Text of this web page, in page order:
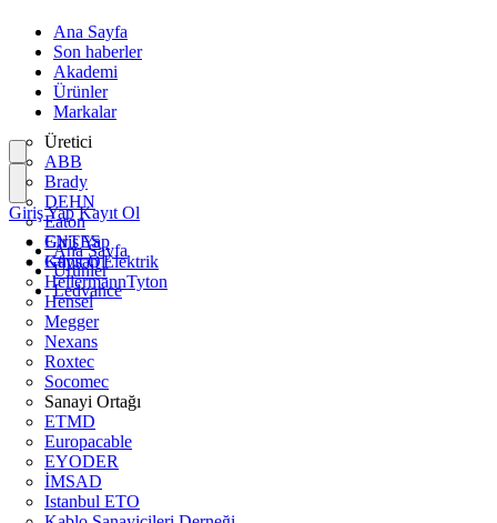
Ana Sayfa
Son haberler
Akademi
Ürünler
Markalar
Üretici
ABB
Brady
DEHN
Eaton
ENTES
Günsan Elektrik
HellermannTyton
Hensel
Megger
Nexans
Roxtec
Socomec
Sanayi Ortağı
ETMD
Europacable
EYODER
İMSAD
Istanbul ETO
Giriş Yap
Kayıt Ol
Giriş Yap Kayıt Ol
Ana Sayfa
Ürünler
Ledvance